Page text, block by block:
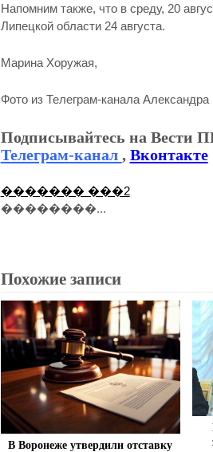
Напомним также, что в среду, 20
Липецкой области 24 августа.
Марина Хоружая,
Фото из Телеграм-канала Александра
Подписывайтесь на Вести
Телеграм-канал , Вконтакте
������� ���2
��������...
Похожие записи
В Воронеже утвердили отставку